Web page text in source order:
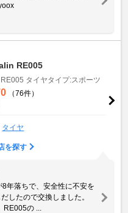
RE005
タイヤタイプ:スポーツ
（76件）
タイヤ
を探す
年落ちで、安全性に不安を
したので交換しました。
の ...